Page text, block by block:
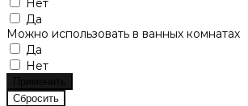
Нет
Да
Можно использовать в ванных комнатах
Да
Нет